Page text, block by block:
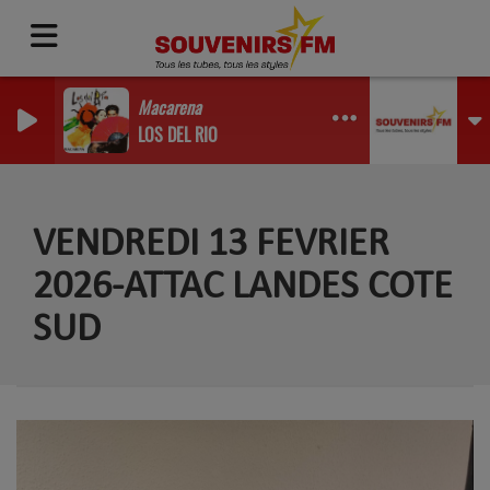
Macarena
LOS DEL RIO
VENDREDI 13 FEVRIER
2026-ATTAC LANDES COTE
SUD